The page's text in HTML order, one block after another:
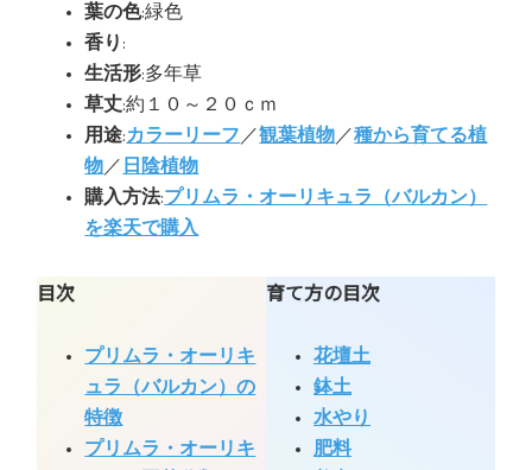
葉の色:緑色
香り :
生活形:多年草
草丈:約１０～２０ｃｍ
用途:カラーリーフ ／観葉植物 ／種から育てる植
物 ／ 日陰植物
購入方法:プリムラ・オーリキュラ（バルカン）
を楽天で購入
目次
プリムラ・オーリキ
ュラ（バルカン）の
特徴
プリムラ・オーリキ
育て方の目次
花壇土
鉢土
水やり
肥料